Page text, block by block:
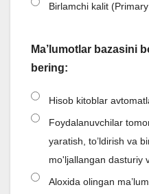
Birlamchi kalit
Ma’lumotlar bazasini
bering:
Hisob kitoblar
Foydalanuvchilar
yaratish, to’ldirish va
mo'ljallangan dasturiy
Aloxida olingan